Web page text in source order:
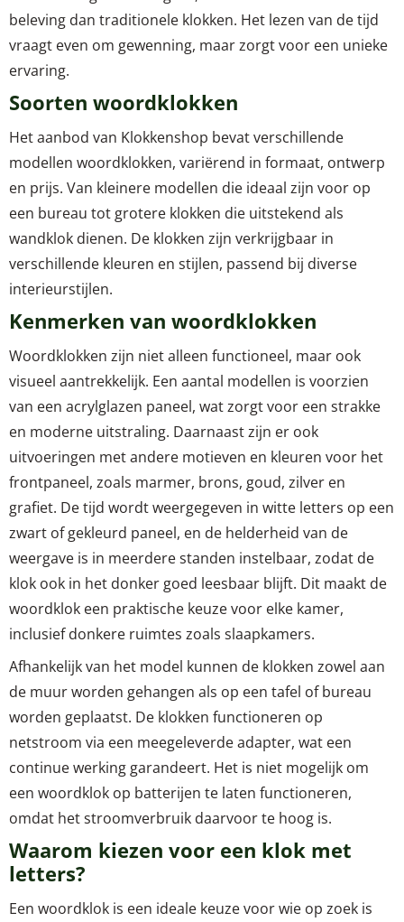
beleving dan traditionele klokken. Het lezen van de tijd
vraagt even om gewenning, maar zorgt voor een unieke
ervaring.
Soorten woordklokken
Het aanbod van Klokkenshop bevat verschillende
modellen woordklokken, variërend in formaat, ontwerp
en prijs. Van kleinere modellen die ideaal zijn voor op
een bureau tot grotere klokken die uitstekend als
wandklok dienen. De klokken zijn verkrijgbaar in
verschillende kleuren en stijlen, passend bij diverse
interieurstijlen.
Kenmerken van woordklokken
Woordklokken zijn niet alleen functioneel, maar ook
visueel aantrekkelijk. Een aantal modellen is voorzien
van een acrylglazen paneel, wat zorgt voor een strakke
en moderne uitstraling. Daarnaast zijn er ook
uitvoeringen met andere motieven en kleuren voor het
frontpaneel, zoals marmer, brons, goud, zilver en
grafiet. De tijd wordt weergegeven in witte letters op een
zwart of gekleurd paneel, en de helderheid van de
weergave is in meerdere standen instelbaar, zodat de
klok ook in het donker goed leesbaar blijft. Dit maakt de
woordklok een praktische keuze voor elke kamer,
inclusief donkere ruimtes zoals slaapkamers.
Afhankelijk van het model kunnen de klokken zowel aan
de muur worden gehangen als op een tafel of bureau
worden geplaatst. De klokken functioneren op
netstroom via een meegeleverde adapter, wat een
continue werking garandeert. Het is niet mogelijk om
een woordklok op batterijen te laten functioneren,
omdat het stroomverbruik daarvoor te hoog is.
Waarom kiezen voor een klok met
letters?
Een woordklok is een ideale keuze voor wie op zoek is